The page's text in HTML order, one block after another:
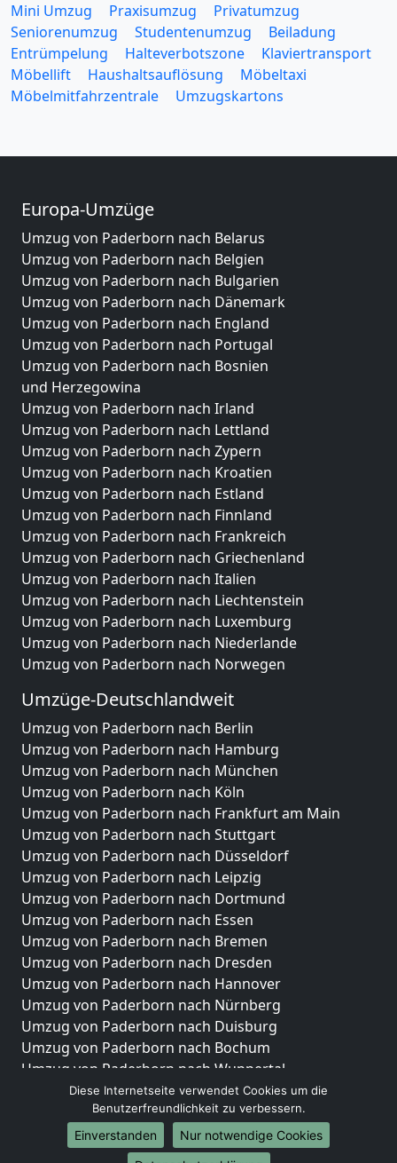
Mini Umzug
Praxisumzug
Privatumzug
Seniorenumzug
Studentenumzug
Beiladung
Entrümpelung
Halteverbotszone
Klaviertransport
Möbellift
Haushaltsauflösung
Möbeltaxi
Möbelmitfahrzentrale
Umzugskartons
Europa-Umzüge
Umzug von Paderborn nach Belarus
Umzug von Paderborn nach Belgien
Umzug von Paderborn nach Bulgarien
Umzug von Paderborn nach Dänemark
Umzug von Paderborn nach England
Umzug von Paderborn nach Portugal
Umzug von Paderborn nach Bosnien
und Herzegowina
Umzug von Paderborn nach Irland
Umzug von Paderborn nach Lettland
Umzug von Paderborn nach Zypern
Umzug von Paderborn nach Kroatien
Umzug von Paderborn nach Estland
Umzug von Paderborn nach Finnland
Umzug von Paderborn nach Frankreich
Umzug von Paderborn nach Griechenland
Umzug von Paderborn nach Italien
Umzug von Paderborn nach Liechtenstein
Umzug von Paderborn nach Luxemburg
Umzug von Paderborn nach Niederlande
Umzug von Paderborn nach Norwegen
Umzüge-Deutschlandweit
Umzug von Paderborn nach Berlin
Umzug von Paderborn nach Hamburg
Umzug von Paderborn nach München
Umzug von Paderborn nach Köln
Umzug von Paderborn nach Frankfurt am Main
Umzug von Paderborn nach Stuttgart
Umzug von Paderborn nach Düsseldorf
Umzug von Paderborn nach Leipzig
Umzug von Paderborn nach Dortmund
Umzug von Paderborn nach Essen
Umzug von Paderborn nach Bremen
Umzug von Paderborn nach Dresden
Umzug von Paderborn nach Hannover
Umzug von Paderborn nach Nürnberg
Umzug von Paderborn nach Duisburg
Umzug von Paderborn nach Bochum
Umzug von Paderborn nach Wuppertal
Umzug von Paderborn nach Bielefeld
Umzug von Paderborn nach Bonn
Umzug von Paderborn nach Münster
Diese Internetseite verwendet Cookies um die
Benutzerfreundlichkeit zu verbessern.
Einverstanden
Nur notwendige Cookies